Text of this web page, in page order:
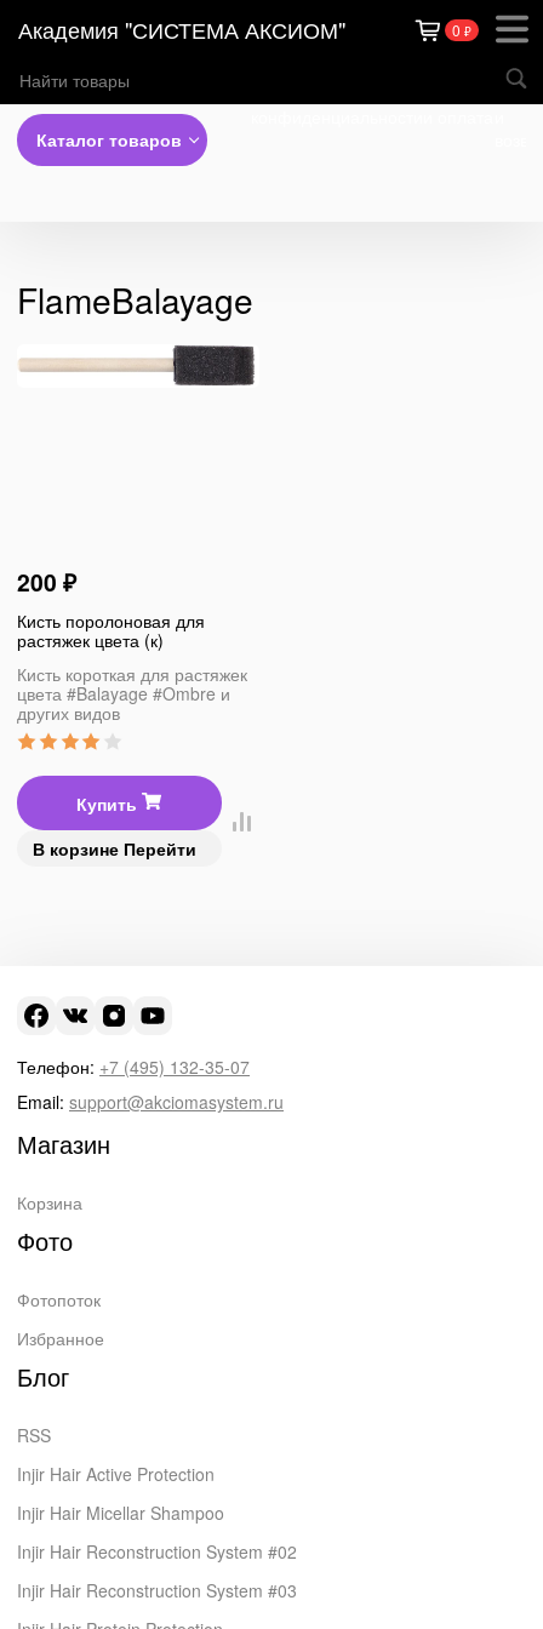
Академия "СИСТЕМА АКСИОМ" 0 ₽
Каталог товаров
FlameBalayage
200 ₽
Кисть поролоновая для
растяжек цвета (к)
Кисть короткая для растяжек
цвета #Balayage #Ombre и
других видов
Купить
В корзине Перейти
Телефон: +7 (495) 132-35-07
Email: support@akciomasystem.ru
Магазин
Корзина
Фото
Фотопоток
Избранное
Блог
RSS
Injir Hair Active Protection
Injir Hair Micellar Shampoo
Injir Hair Reconstruction System #02
Injir Hair Reconstruction System #03